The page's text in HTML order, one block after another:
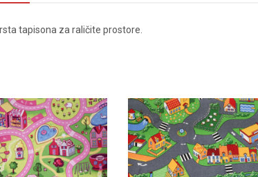
tapisona za raličite prostore.